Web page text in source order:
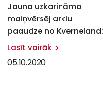
Jauna uzkarināmo
maiņvērsēj arklu
paaudze no Kverneland:
Lasīt vairāk
05.10.2020